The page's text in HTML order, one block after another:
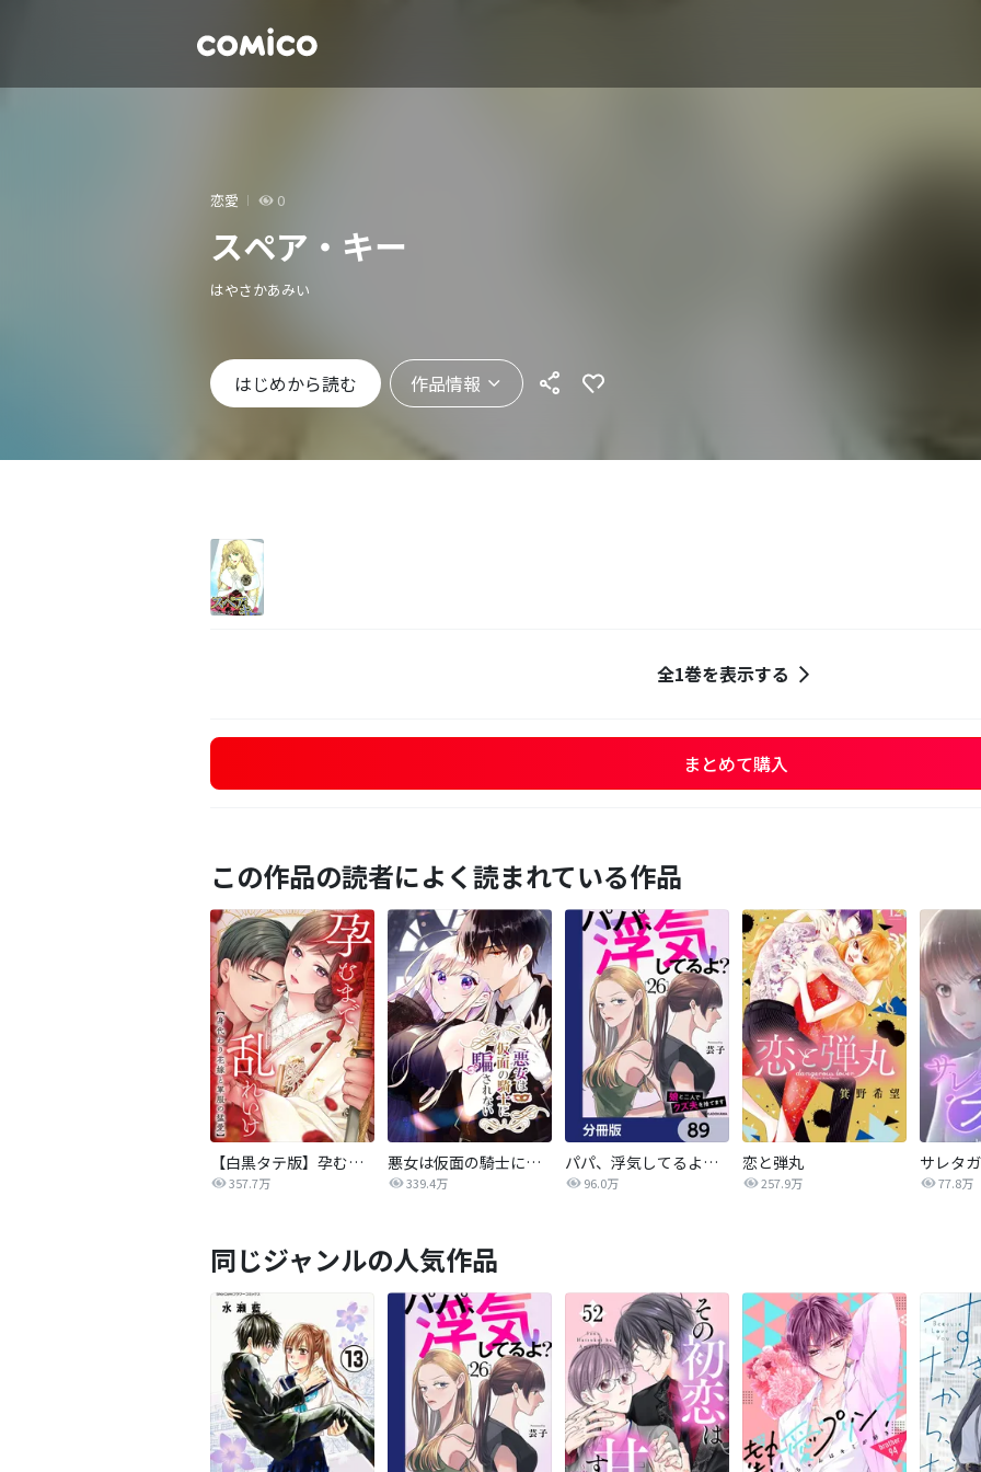
恋愛 0
スペア・キー
はやさかあみい
はじめから読む 作品情報
全1巻を表示する
まとめて購入
この作品の読者によく読まれている作品
【白黒タテ版】孕むまで乱れいけ～身代わり花嫁と軍服の猛愛
357.7万
悪女は仮面の騎士に騙されない
339.4万
パパ、浮気してるよ？娘と二人でクズ夫を捨てます【分冊版】
96.0万
恋と弾丸
257.9万 77.8万
同じジャンルの人気作品